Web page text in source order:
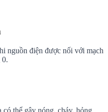
nguồn điện được nối với mạch
0.
thể gây nóng, cháy, hỏng